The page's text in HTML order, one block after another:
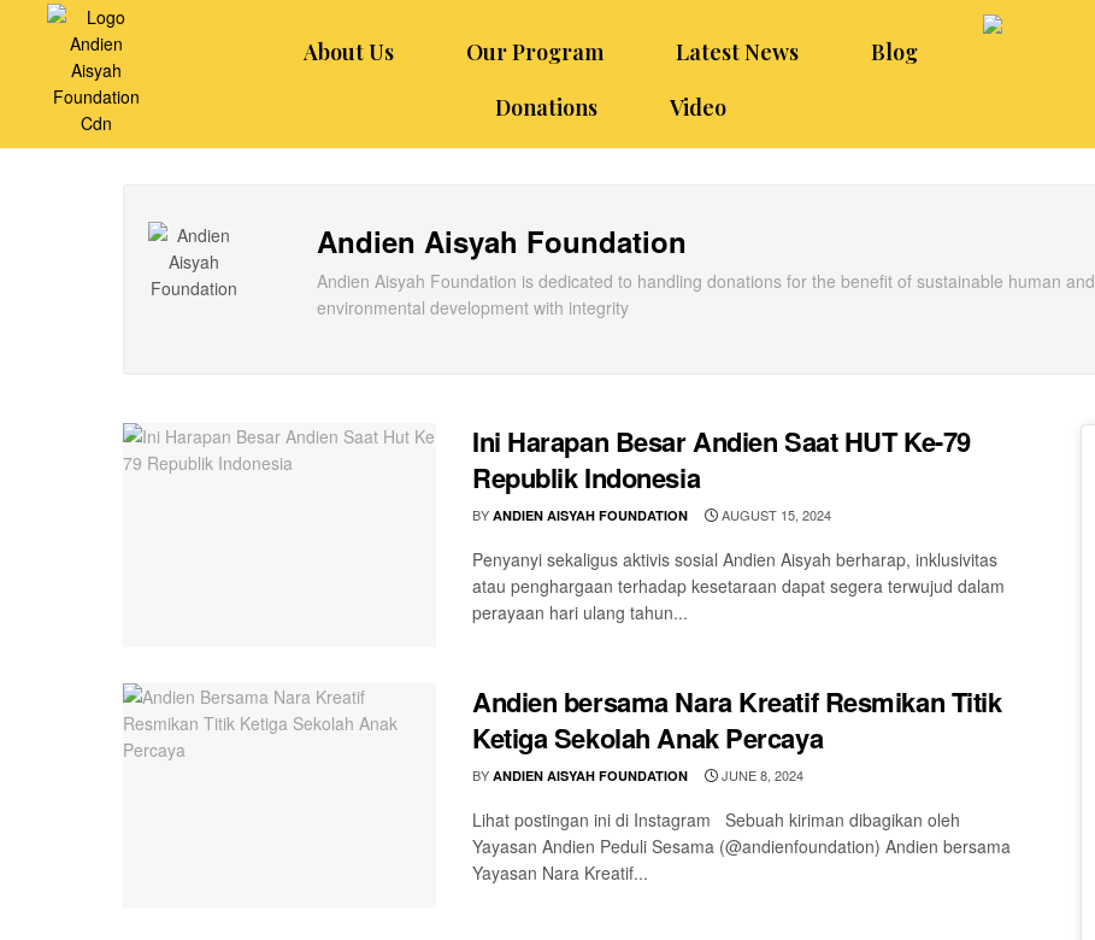
About Us Our Program Latest News
Blog
Donations
Video
Andien Aisyah Foundation
Andien Aisyah Foundation is dedicated to handling donations for the benefit of sustainable human and
environmental development with integrity
Ini Harapan Besar Andien Saat HUT Ke-79
Republik Indonesia
BY ANDIEN AISYAH FOUNDATION AUGUST 15, 2024
Penyanyi sekaligus aktivis sosial Andien Aisyah berharap, inklusivitas
atau penghargaan terhadap kesetaraan dapat segera terwujud dalam
perayaan hari ulang tahun...
Andien bersama Nara Kreatif Resmikan Titik
Ketiga Sekolah Anak Percaya
BY ANDIEN AISYAH FOUNDATION JUNE 8, 2024
Lihat postingan ini di Instagram Sebuah kiriman dibagikan oleh
Yayasan Andien Peduli Sesama (@andienfoundation) Andien bersama
Yayasan Nara Kreatif...